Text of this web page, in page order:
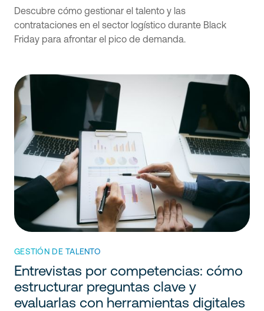
Descubre cómo gestionar el talento y las
contrataciones en el sector logístico durante Black
Friday para afrontar el pico de demanda.
GESTIÓN DE TALENTO
Entrevistas por competencias: cómo
estructurar preguntas clave y
evaluarlas con herramientas digitales